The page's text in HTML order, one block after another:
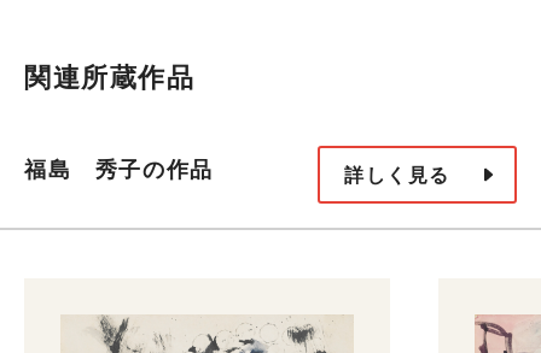
関連所蔵作品
福島 秀子の作品 詳しく見る